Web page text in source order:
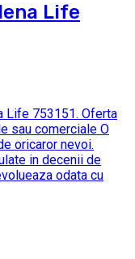
Life
Life 753151. Oferta
sau comerciale O
oricaror nevoi.
in decenii de
odata cu